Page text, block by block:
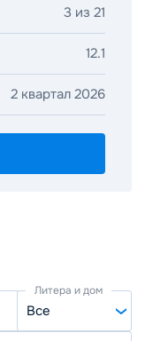
3 из 21
12.1
2 квартал 2026
Литера и дом
Все